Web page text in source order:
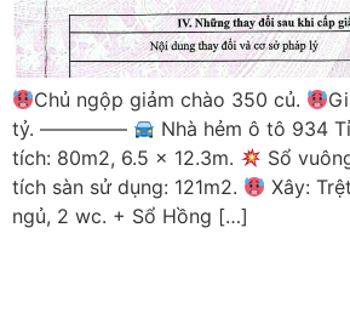
Chủ ngộp giảm chào 350 củ.
tỷ. ————–
Nhà hẻm ô tô 934
tích: 80m2, 6.5 x 12.3m.
Sổ
tích sàn sử dụng: 121m2.
Xây:
ngủ, 2 wc. + Sổ Hồng […]